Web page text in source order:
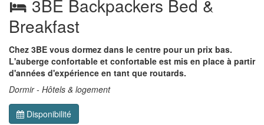
3BE Backpackers Bed &
Breakfast
Chez 3BE vous dormez dans le centre pour un prix bas.
L'auberge confortable et confortable est mis en place à partir
d'années d'expérience en tant que routards.
Dormir - Hôtels & logement
Disponibilité